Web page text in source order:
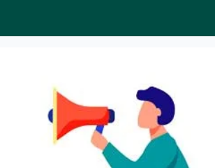
مدیریت جلسات و وظایف
نرم افزار
سازوکار صنایع
نرم افزار توزیع و پخش
نرم افزار تولید
نرم افزار خرید
نرم افزار منابع انسانی
نرم افزار